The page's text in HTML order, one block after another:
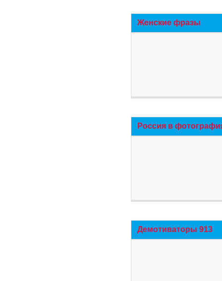
Женские фразы
Россия в
Демотиваторы 913